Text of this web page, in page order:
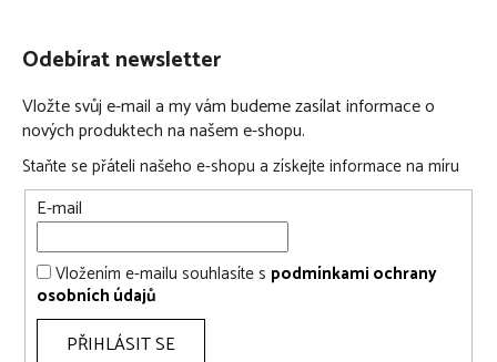
Odebírat newsletter
Vložte svůj e-mail a my vám budeme zasílat informace o
nových produktech na našem e-shopu.
Staňte se přáteli našeho e-shopu a získejte informace na míru
E-mail
Vložením e-mailu souhlasíte s podmínkami ochrany
osobních údajů
PŘIHLÁSIT SE